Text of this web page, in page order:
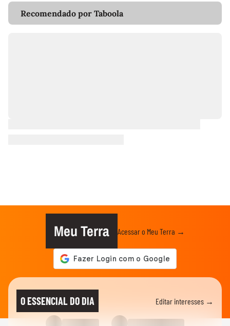
Recomendado por Taboola
Meu Terra Acessar o Meu Terra →
O ESSENCIAL DO DIA Editar interesses →